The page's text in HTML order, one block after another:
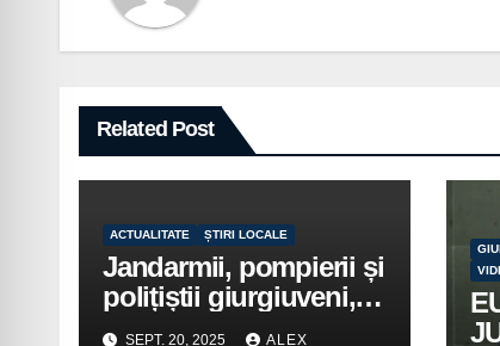
Related Post
ACTUALITATE ȘTIRI LOCALE
Jandarmii, pompierii și
polițiștii giurgiuveni,
implicați în acțiuni de
SEPT. 20, 2025 ALEX